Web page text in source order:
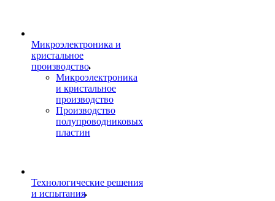
Микроэлектроника и
кристальное
производство
Микроэлектроника
и кристальное
производство
Производство
полупроводниковых
пластин
Технологические решения
и испытания